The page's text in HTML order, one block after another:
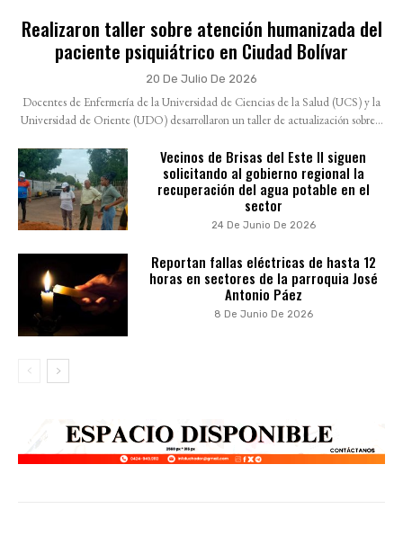
Realizaron taller sobre atención humanizada del
paciente psiquiátrico en Ciudad Bolívar
20 De Julio De 2026
Docentes de Enfermería de la Universidad de Ciencias de la Salud (UCS) y la
Universidad de Oriente (UDO) desarrollaron un taller de actualización sobre...
Vecinos de Brisas del Este II siguen
solicitando al gobierno regional la
recuperación del agua potable en el
sector
24 De Junio De 2026
Reportan fallas eléctricas de hasta 12
horas en sectores de la parroquia José
Antonio Páez
8 De Junio De 2026